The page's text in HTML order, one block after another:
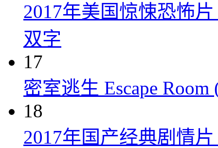
2017年美国惊悚恐怖
双字
17
密室逃生 Escape Room
18
2017年国产经典剧情